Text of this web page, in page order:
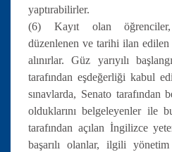
yaptırabilirler.
(6) Kayıt olan öğrenciler,
düzenlenen ve tarihi ilan edilen
alınırlar. Güz yarıyılı
tarafından eşdeğerliği kabul
sınavlarda, Senato tarafından
olduklarını belgeleyenler ile
tarafından açılan İngilizce
başarılı olanlar, ilgili